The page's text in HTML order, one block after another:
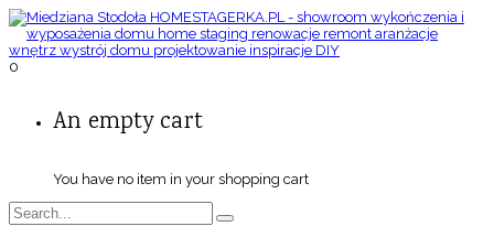
0
An empty cart
You have no item in your shopping cart